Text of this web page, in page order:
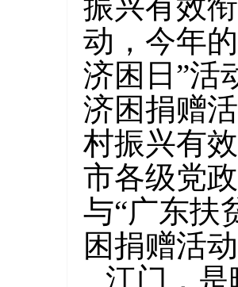
动，今年
济困日”活
济困捐赠
村振兴有
市各级党
与“广东扶
困捐赠活
江门，